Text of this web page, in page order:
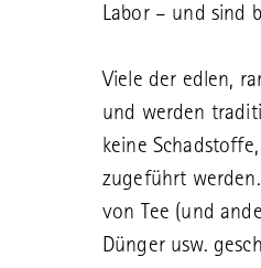
Labor – und sind
Viele der edlen,
und werden
keine
zugeführt
von Tee (und
Dünger usw.